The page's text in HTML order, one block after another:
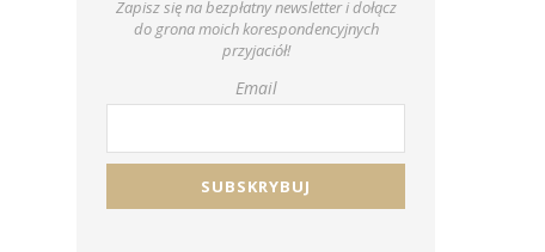
Zapisz się na bezpłatny newsletter i dołącz
do grona moich korespondencyjnych
przyjaciół!
Email